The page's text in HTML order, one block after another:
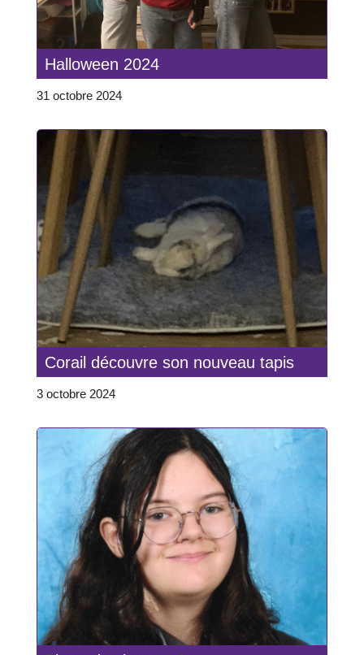
Halloween 2024
31 octobre 2024
Corail découvre son nouveau tapis
3 octobre 2024